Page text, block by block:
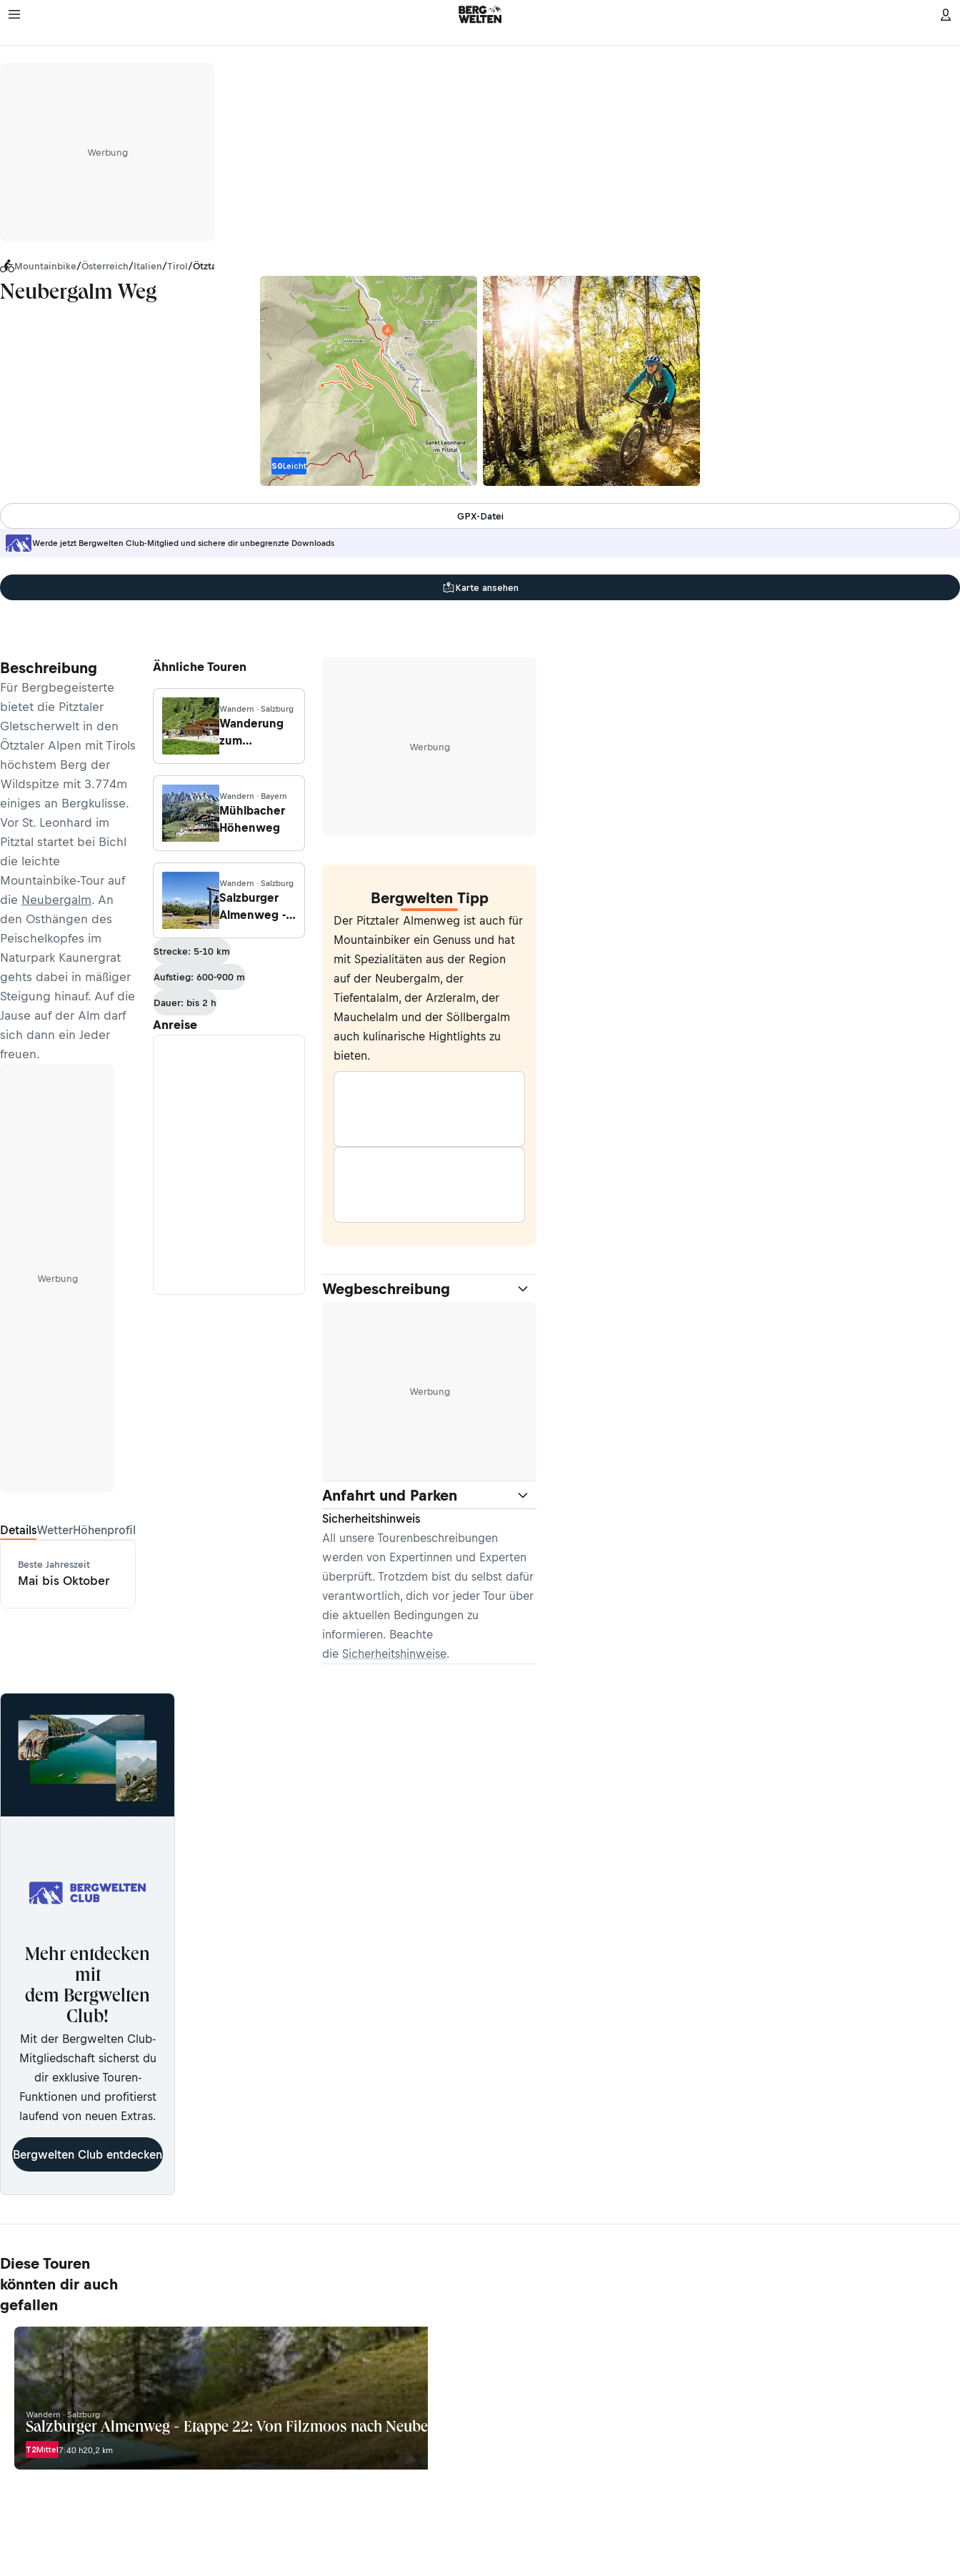
Werbung
Mountainbike/Österreich/Italien/Tirol/Ötztaler Alpen
Neubergalm Weg
S0Leicht
Werde jetzt Bergwelten Club-Mitglied und sichere dir unbegrenzte Downloads
GPX-Datei
Karte ansehen
Beschreibung
Für Bergbegeisterte
bietet die Pitztaler
Gletscherwelt in den
Ötztaler Alpen mit Tirols
höchstem Berg der
Wildspitze mit 3.774m
einiges an Bergkulisse.
Vor St. Leonhard im
Pitztal startet bei Bichl
die leichte
Mountainbike-Tour auf
die Neubergalm. An
den Osthängen des
Peischelkopfes im
Naturpark Kaunergrat
gehts dabei in mäßiger
Steigung hinauf. Auf die
Jause auf der Alm darf
sich dann ein Jeder
freuen.
Werbung
DetailsWetterHöhenprofil
Beste Jahreszeit
Mai bis Oktober
Ähnliche Touren
Wandern · Salzburg
Wanderung
zum
Loosbühelalm
vom
Parkplatz
Grundlehen
Wandern · Bayern
Mühlbacher
Höhenweg
Wandern · Salzburg
Salzburger
Almenweg -
Von Neuberg
nach St.
Martin
Strecke: 5-10 km
Aufstieg: 600-900 m
Dauer: bis 2 h
Anreise
Werbung
Bergwelten Tipp
Der Pitztaler Almenweg ist auch für
Mountainbiker ein Genuss und hat
mit Spezialitäten aus der Region
auf der Neubergalm, der
Tiefentalalm, der Arzleralm, der
Mauchelalm und der Söllbergalm
auch kulinarische Hightlights zu
bieten.
Wegbeschreibung
Werbung
Anfahrt und Parken
Sicherheitshinweis
All unsere Tourenbeschreibungen
werden von Expertinnen und Experten
überprüft. Trotzdem bist du selbst dafür
verantwortlich, dich vor jeder Tour über
die aktuellen Bedingungen zu
informieren. Beachte
die Sicherheitshinweise.
Mehr entdecken
mit
dem Bergwelten
Club!
Mit der Bergwelten Club-
Mitgliedschaft sicherst du
dir exklusive Touren-
Funktionen und profitierst
laufend von neuen Extras.
Bergwelten Club entdecken
Diese Touren
könnten dir auch
gefallen
Wandern · Salzburg
Salzburger Almenweg - Etappe 22: Von Filzmoos nach Neuberg
T2Mittel7:40 h20,2 km